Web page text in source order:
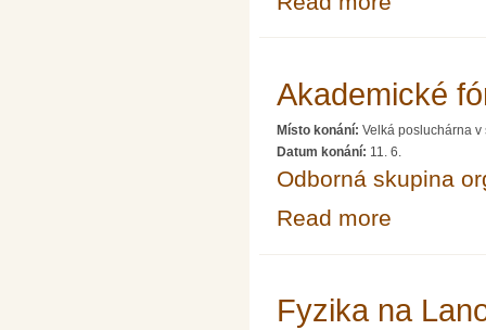
Akademické
Místo konání: Velká posluchárna v
Datum konání: 11. 6.
Odborná skupina
Read more
Fyzika na